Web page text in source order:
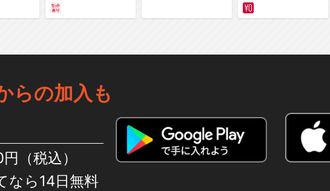
～ カラー版
らの加入も
（税込）
なら14日無料